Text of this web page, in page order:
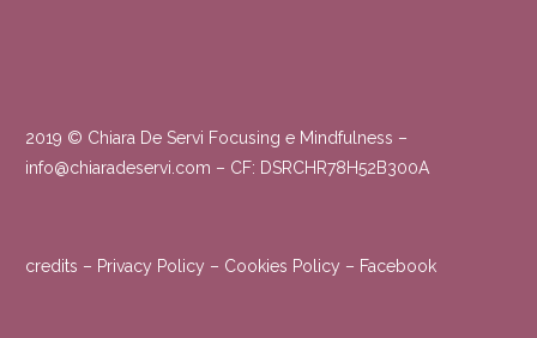
2019 © Chiara De Servi Focusing e Mindfulness –
info@chiaradeservi.com – CF: DSRCHR78H52B300A
credits – Privacy Policy – Cookies Policy – Facebook